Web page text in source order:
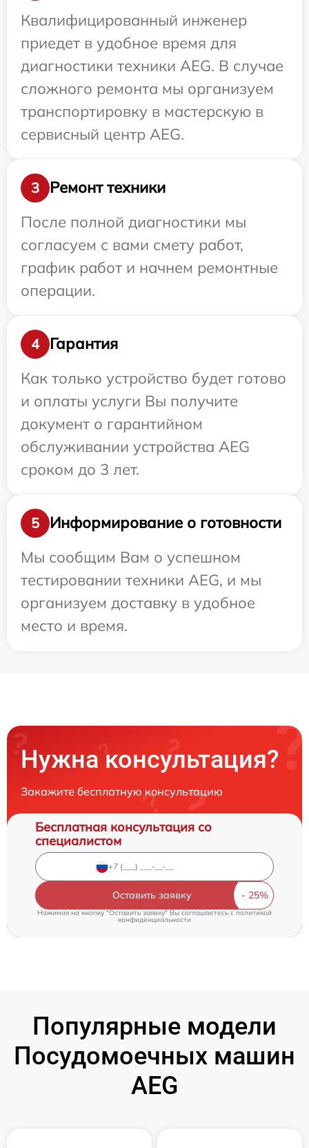
Квалифицированный инженер
приедет в удобное время для
диагностики техники AEG. В случае
сложного ремонта мы организуем
транспортировку в мастерскую в
сервисный центр AEG.
3
Ремонт техники
После полной диагностики мы
согласуем с вами смету работ,
график работ и начнем ремонтные
операции.
4
Гарантия
Как только устройство будет готово
и оплаты услуги Вы получите
документ о гарантийном
обслуживании устройства AEG
сроком до 3 лет.
5
Информирование о готовности
Мы сообщим Вам о успешном
тестировании техники AEG, и мы
организуем доставку в удобное
место и время.
Нужна консультация?
Закажите бесплатную консультацию
Бесплатная консультация со
специалистом
Оставить заявку
Нажимая на кнопку "Оставить заявку" Вы соглашаетесь cполитикой
конфиденциальности
Популярные модели
Посудомоечных машин
AEG